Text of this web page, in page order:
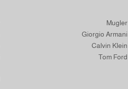
Mugler
Giorgio Armani
Calvin Klein
Tom Ford